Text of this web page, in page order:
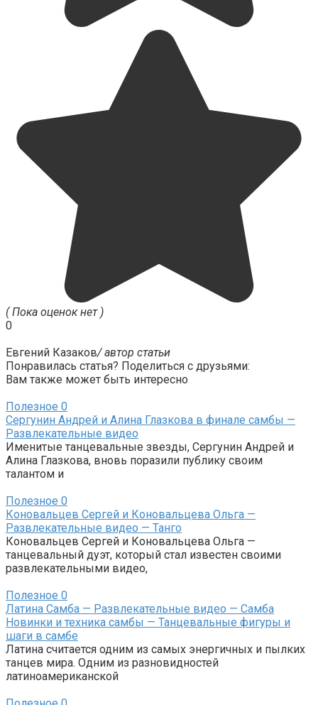
( Пока оценок нет )
0
Евгений Казаков/ автор статьи
Понравилась статья? Поделиться с друзьями:
Вам также может быть интересно
Полезное 0
Сергунин Андрей и Алина Глазкова в финале самбы —
Развлекательные видео
Именитые танцевальные звезды, Сергунин Андрей и
Алина Глазкова, вновь поразили публику своим
талантом и
Полезное 0
Коновальцев Сергей и Коновальцева Ольга —
Развлекательные видео — Танго
Коновальцев Сергей и Коновальцева Ольга —
танцевальный дуэт, который стал известен своими
развлекательными видео,
Полезное 0
Латина Самба — Развлекательные видео — Самба
Новинки и техника самбы — Танцевальные фигуры и
шаги в самбе
Латина считается одним из самых энергичных и пылких
танцев мира. Одним из разновидностей
латиноамериканской